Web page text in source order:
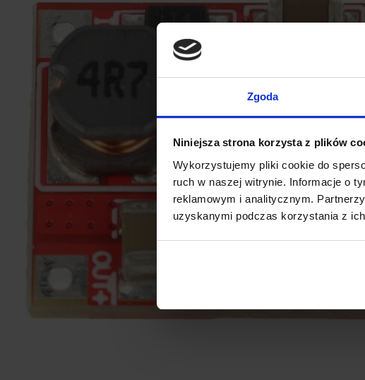
Zgoda
Niniejsza strona korzysta z plików
Wykorzystujemy pliki cookie do
ruch w naszej witrynie. Informacje o
reklamowym i analitycznym.
uzyskanymi podczas korzystania z ich